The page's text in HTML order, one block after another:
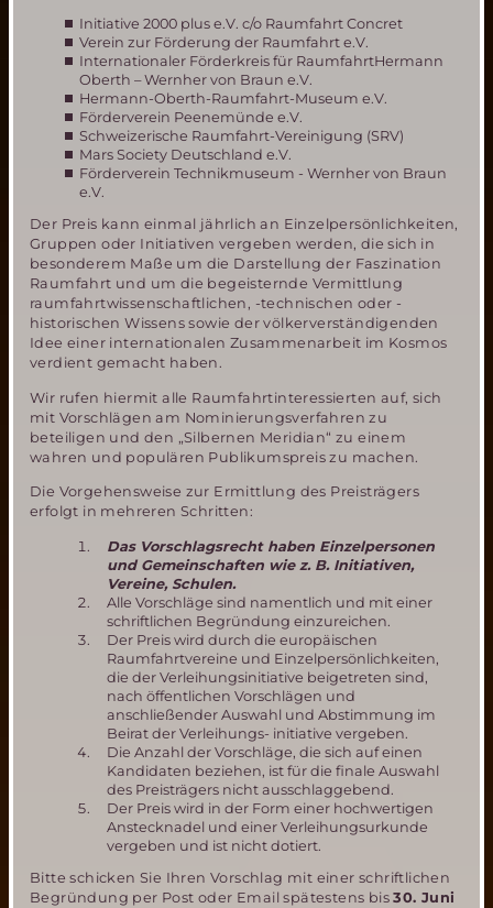
Initiative 2000 plus e.V. c/o Raumfahrt Concret
Verein zur Förderung der Raumfahrt e.V.
Internationaler Förderkreis für RaumfahrtHermann
Oberth – Wernher von Braun e.V.
Hermann-Oberth-Raumfahrt-Museum e.V.
Förderverein Peenemünde e.V.
Schweizerische Raumfahrt-Vereinigung (SRV)
Mars Society Deutschland e.V.
Förderverein Technikmuseum - Wernher von Braun
e.V.
Der Preis kann einmal jährlich an Einzelpersönlichkeiten,
Gruppen oder Initiativen vergeben werden, die sich in
besonderem Maße um die Darstellung der Faszination
Raumfahrt und um die begeisternde Vermittlung
raumfahrtwissenschaftlichen, -technischen oder -
historischen Wissens sowie der völkerverständigenden
Idee einer internationalen Zusammenarbeit im Kosmos
verdient gemacht haben.
Wir rufen hiermit alle Raumfahrtinteressierten auf, sich
mit Vorschlägen am Nominierungsverfahren zu
beteiligen und den „Silbernen Meridian“ zu einem
wahren und populären Publikumspreis zu machen.
Die Vorgehensweise zur Ermittlung des Preisträgers
erfolgt in mehreren Schritten:
Das Vorschlagsrecht haben Einzelpersonen
und Gemeinschaften wie z. B. Initiativen,
Vereine, Schulen.
Alle Vorschläge sind namentlich und mit einer
schriftlichen Begründung einzureichen.
Der Preis wird durch die europäischen
Raumfahrtvereine und Einzelpersönlichkeiten,
die der Verleihungsinitiative beigetreten sind,
nach öffentlichen Vorschlägen und
anschließender Auswahl und Abstimmung im
Beirat der Verleihungs- initiative vergeben.
Die Anzahl der Vorschläge, die sich auf einen
Kandidaten beziehen, ist für die finale Auswahl
des Preisträgers nicht ausschlaggebend.
Der Preis wird in der Form einer hochwertigen
Anstecknadel und einer Verleihungsurkunde
vergeben und ist nicht dotiert.
Bitte schicken Sie Ihren Vorschlag mit einer schriftlichen
Begründung per Post oder Email spätestens bis30. Juni